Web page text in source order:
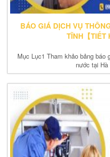
BÁO GIÁ DỊCH VỤ
TĨNH【TIẾT
Mục Lục1 Tham khảo bảng
nước tại